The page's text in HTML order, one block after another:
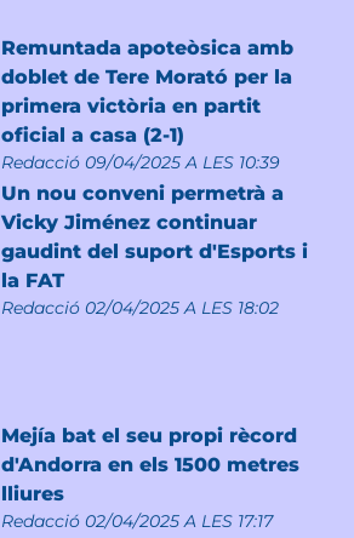
Remuntada apoteòsica amb
doblet de Tere Morató per la
primera victòria en partit
oficial a casa (2-1)
Redacció 09/04/2025 A LES 10:39
Un nou conveni permetrà a
Vicky Jiménez continuar
gaudint del suport d'Esports i
la FAT
Redacció 02/04/2025 A LES 18:02
Mejía bat el seu propi rècord
d'Andorra en els 1500 metres
lliures
Redacció 02/04/2025 A LES 17:17